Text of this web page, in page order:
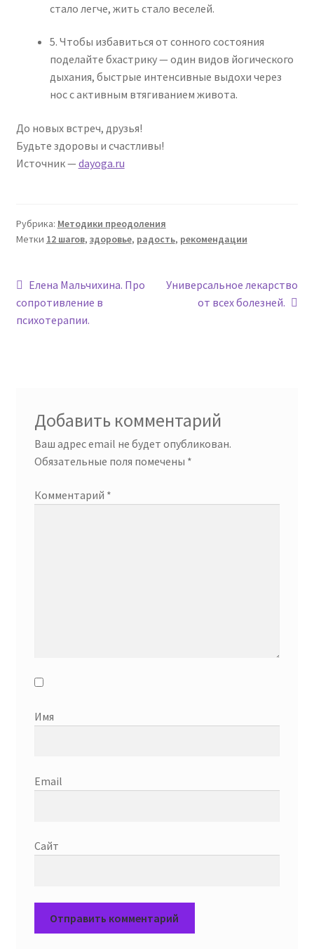
стало легче, жить стало веселей.
5. Чтобы избавиться от сонного состояния
поделайте бхастрику — один видов йогического
дыхания, быстрые интенсивные выдохи через
нос с активным втягиванием живота.
До новых встреч, друзья!
Будьте здоровы и счастливы!
Источник — dayoga.ru
Рубрика: Методики преодоления
Метки 12 шагов, здоровье, радость, рекомендации
Навигация
по
Предыдущая
запись:
Елена Мальчихина. Про
сопротивление в
психотерапии.
Следующая
запись:
Универсальное лекарство
от всех болезней.
Добавить комментарий
Ваш адрес email не будет опубликован.
Обязательные поля помечены *
Комментарий *
Имя
Email
Сайт